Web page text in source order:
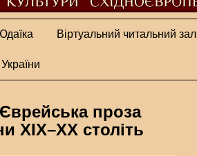
Віртуальний читальний зал
проза
ХІХ–ХХ століть